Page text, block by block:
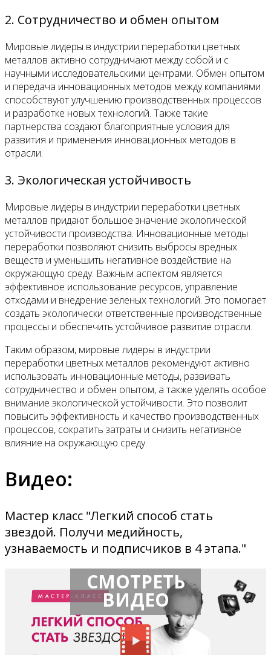
2. Сотрудничество и обмен опытом
Мировые лидеры в индустрии переработки цветных
металлов активно сотрудничают между собой и с
научными исследовательскими центрами. Обмен опытом
и передача инновационных методов между компаниями
способствуют улучшению производственных процессов
и разработке новых технологий. Также такие
партнерства создают благоприятные условия для
развития и применения инновационных методов в
отрасли.
3. Экологическая устойчивость
Мировые лидеры в индустрии переработки цветных
металлов придают большое значение экологической
устойчивости производства. Инновационные методы
переработки позволяют снизить выбросы вредных
веществ и уменьшить негативное воздействие на
окружающую среду. Важным аспектом является
эффективное использование ресурсов, управление
отходами и внедрение зеленых технологий. Это помогает
создать экологически ответственные производственные
процессы и обеспечить устойчивое развитие отрасли.
Таким образом, мировые лидеры в индустрии
переработки цветных металлов рекомендуют активно
использовать инновационные методы, развивать
сотрудничество и обмен опытом, а также уделять особое
внимание экологической устойчивости. Это позволит
повысить эффективность и качество производственных
процессов, сократить затраты и снизить негативное
влияние на окружающую среду.
Видео:
Мастер класс "Легкий способ стать
звездой. Получи медийность,
узнаваемость и подписчиков в 4 этапа."
СМОТРЕТЬ
ВИДЕО